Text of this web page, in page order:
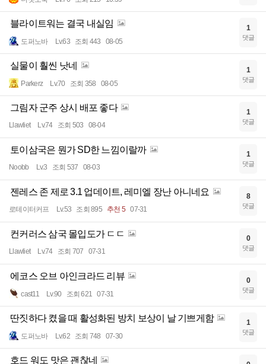
블라이트워는 결국 내실임
도퍼노바 Lv.63 조회 443 08-05
1
댓글
실물이 훨씬 낫네
Parkerz Lv.70 조회 358 08-05
1
댓글
그림자 군주 상시 배포 좋다
Llawliet Lv.74 조회 503 08-04
1
댓글
토이삼국은 뭔가 SD한 느낌이랄까
Noobb Lv.3 조회 537 08-03
1
댓글
젠레스 존 제로 3.1 업데이트, 레미엘 장난 아니네요
로테이터커프 Lv.53 조회 895 추천 5 07-31
8
댓글
컨커러스 삼국 몰입도가 ㄷㄷ
Llawliet Lv.74 조회 707 07-31
0
댓글
에코스 오브 아인크라드 리뷰
cast11 Lv.90 조회 621 07-31
0
댓글
딴짓하다 켰을 때 활성화된 방치 보상이 날 기쁘게함
도퍼노바 Lv.62 조회 748 07-30
1
댓글
호드 워도 맛은 괜찮네